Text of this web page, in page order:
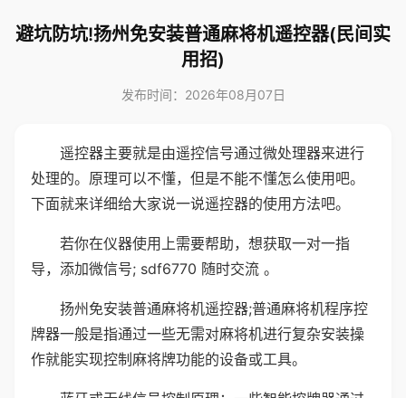
避坑防坑!扬州免安装普通麻将机遥控器(民间实
用招)
发布时间：2026年08月07日
遥控器主要就是由遥控信号通过微处理器来进行
处理的。原理可以不懂，但是不能不懂怎么使用吧。
下面就来详细给大家说一说遥控器的使用方法吧。
若你在仪器使用上需要帮助，想获取一对一指
导，添加微信号; sdf6770 随时交流 。
扬州免安装普通麻将机遥控器;普通麻将机程序控
牌器一般是指通过一些无需对麻将机进行复杂安装操
作就能实现控制麻将牌功能的设备或工具。